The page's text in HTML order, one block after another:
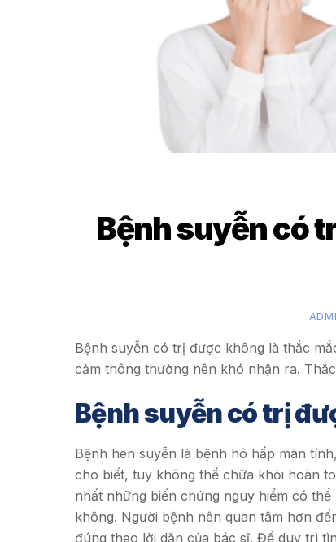
Bệnh suyễn có
Bệnh suyễn có trị được không là thắc
cảm thông thường nên khó nhận ra.
Bệnh suyễn có trị
Bệnh hen suyễn là bệnh hô hấp mãn
cho biết, tuy không thể chữa khỏi hoàn
nhất những biến chứng nguy hiểm có
không. Người bệnh nên quan tâm hơn
đúng theo lời dặn của bác sĩ. Để duy trì